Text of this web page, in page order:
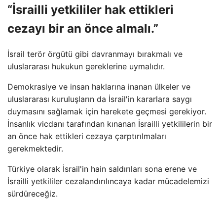
“İsrailli yetkililer hak ettikleri
cezayı bir an önce almalı.”
İsrail terör örgütü gibi davranmayı bırakmalı ve
uluslararası hukukun gereklerine uymalıdır.
Demokrasiye ve insan haklarına inanan ülkeler ve
uluslararası kuruluşların da İsrail'in kararlara saygı
duymasını sağlamak için harekete geçmesi gerekiyor.
İnsanlık vicdanı tarafından kınanan İsrailli yetkililerin bir
an önce hak ettikleri cezaya çarptırılmaları
gerekmektedir.
Türkiye olarak İsrail'in hain saldırıları sona erene ve
İsrailli yetkililer cezalandırılıncaya kadar mücadelemizi
sürdüreceğiz.